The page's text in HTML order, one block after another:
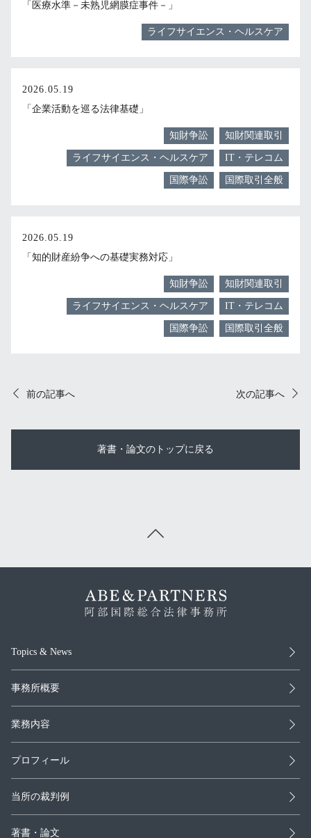
「医療水準－未熟児網膜症事件－」
ライフサイエンス・ヘルスケア
2026.05.19
「企業活動を巡る法律基礎」
知財争訟 知財関連取引
ライフサイエンス・ヘルスケア IT・テレコム
国際争訟 国際取引全般
2026.05.19
「知的財産紛争への基礎実務対応」
知財争訟 知財関連取引
ライフサイエンス・ヘルスケア IT・テレコム
国際争訟 国際取引全般
前の記事へ
著書・論文のトップに戻る
次の記事へ
Topics & News
事務所概要
業務内容
プロフィール
当所の裁判例
著書・論文